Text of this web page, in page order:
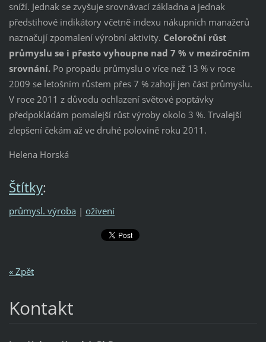
sníží. Jednak se zvyšuje srovnávací základna a jednak
předstihové indikátory včetně indexu nákupních manažerů
naznačují zpomalení výrobní aktivity. Celoroční růst
průmyslu se i přesto vyhoupne nad 7 % v meziročním
srovnání. Po propadu průmyslu o více než 13 % v roce
2009 se letošním růstem přes 7 % zahojí jen část průmyslu.
V roce 2011 z důvodu ochlazení světové poptávky
předpokládám pomalejší růst výroby okolo 3 %. Trvalejší
zlepšení čekám až ve druhé polovině roku 2011.
Helena Horská
Štítky:
průmysl. výroba | oživení
« Zpět
Kontakt